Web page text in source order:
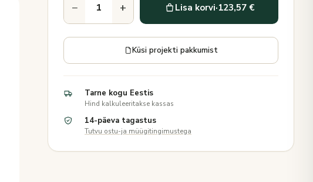
− + Lisa korvi·123,57 €
Küsi projekti pakkumist
Tarne kogu Eestis
Hind kalkuleeritakse kassas
14-päeva tagastus
Tutvu ostu-ja müügitingimustega